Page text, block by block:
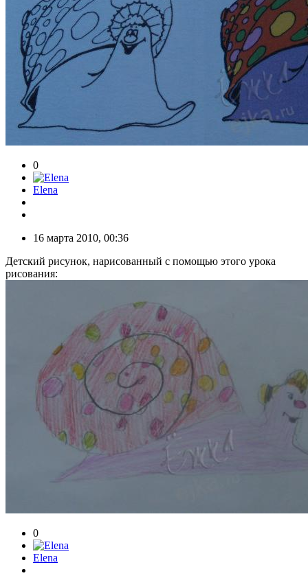
0
Elena
16 марта 2010, 00:36
Детский рисунок, нарисованный с помощью этого урока
рисования:
0
Elena